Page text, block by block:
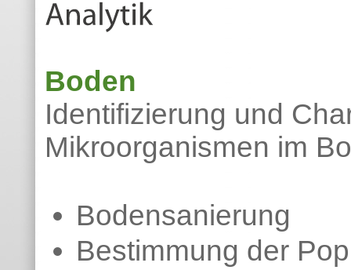
Boden
Identifizierung und
Mikroorganismen im
Bodensanierung
Bestimmung der